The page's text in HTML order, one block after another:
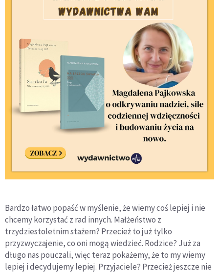
Bardzo łatwo popaść w myślenie, że wiemy coś lepiej i nie
chcemy korzystać z rad innych. Małżeństwo z
trzydziestoletnim stażem? Przecież to już tylko
przyzwyczajenie, co oni mogą wiedzieć. Rodzice? Już za
długo nas pouczali, więc teraz pokażemy, że to my wiemy
lepiej i decydujemy lepiej. Przyjaciele? Przecież jeszcze nie